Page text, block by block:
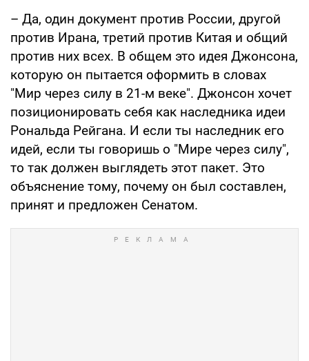
– Да, один документ против России, другой
против Ирана, третий против Китая и общий
против них всех. В общем это идея Джонсона,
которую он пытается оформить в словах
"Мир через силу в 21-м веке". Джонсон хочет
позиционировать себя как наследника идеи
Рональда Рейгана. И если ты наследник его
идей, если ты говоришь о "Мире через силу",
то так должен выглядеть этот пакет. Это
объяснение тому, почему он был составлен,
принят и предложен Сенатом.